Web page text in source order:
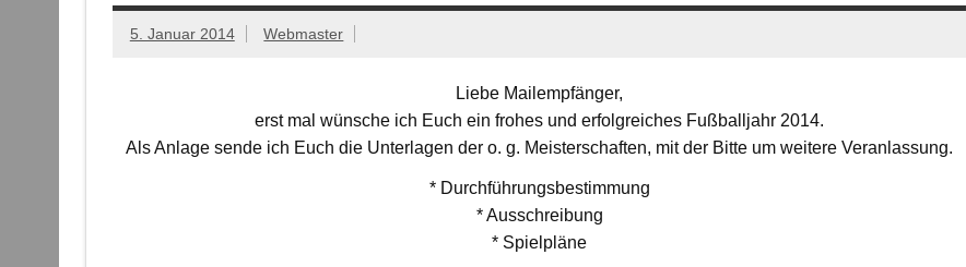
5. Januar 2014 Webmaster
Liebe Mailempfänger,
erst mal wünsche ich Euch ein frohes und erfolgreiches Fußballjahr 2014.
Als Anlage sende ich Euch die Unterlagen der o. g. Meisterschaften, mit der Bitte um weitere Veranlassung.
* Durchführungsbestimmung
* Ausschreibung
* Spielpläne